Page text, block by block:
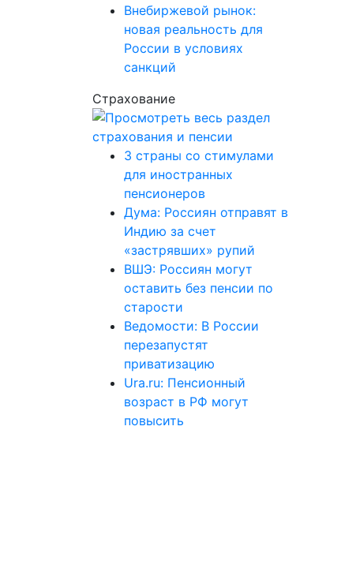
Внебиржевой рынок:
новая реальность для
России в условиях
санкций
Страхование
3 страны со стимулами
для иностранных
пенсионеров
Дума: Россиян отправят в
Индию за счет
«застрявших» рупий
ВШЭ: Россиян могут
оставить без пенсии по
старости
Ведомости: В России
перезапустят
приватизацию
Ura.ru: Пенсионный
возраст в РФ могут
повысить